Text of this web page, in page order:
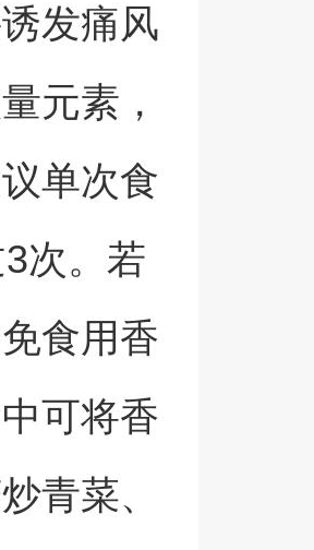
发痛风
元素，
单次食
次。若
食用香
可将香
青菜、